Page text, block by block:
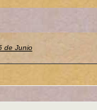
de Junio